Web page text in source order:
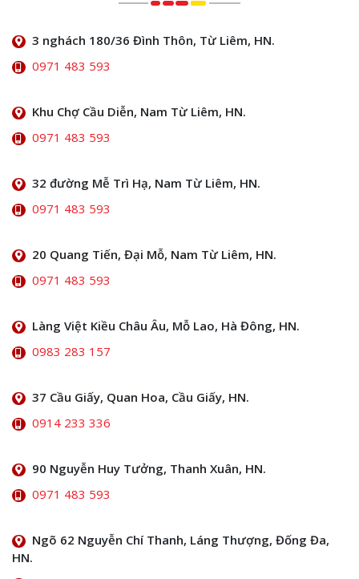
3 nghách 180/36 Đình Thôn, Từ Liêm, HN.
0971 483 593
Khu Chợ Cầu Diễn, Nam Từ Liêm, HN.
0971 483 593
32 đường Mễ Trì Hạ, Nam Từ Liêm, HN.
0971 483 593
20 Quang Tiến, Đại Mỗ, Nam Từ Liêm, HN.
0971 483 593
Làng Việt Kiều Châu Âu, Mỗ Lao, Hà Đông, HN.
0983 283 157
37 Cầu Giấy, Quan Hoa, Cầu Giấy, HN.
0914 233 336
90 Nguyễn Huy Tưởng, Thanh Xuân, HN.
0971 483 593
Ngõ 62 Nguyễn Chí Thanh, Láng Thượng, Đống Đa,
HN.